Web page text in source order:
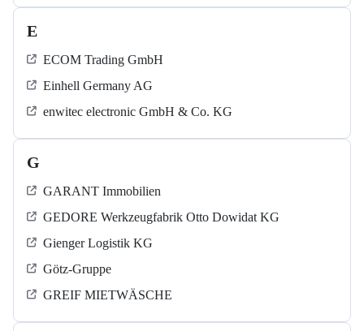
E
ECOM Trading GmbH
Einhell Germany AG
enwitec electronic GmbH & Co. KG
G
GARANT Immobilien
GEDORE Werkzeugfabrik Otto Dowidat KG
Gienger Logistik KG
Götz-Gruppe
GREIF MIETWÄSCHE